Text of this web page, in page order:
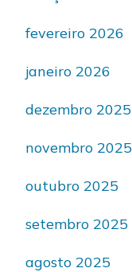
fevereiro 2026
janeiro 2026
dezembro 2025
novembro 2025
outubro 2025
setembro 2025
agosto 2025